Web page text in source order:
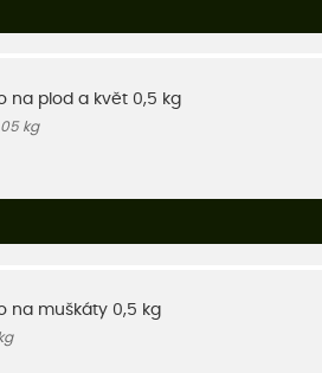
na plod a květ 0,5 kg
kg
na muškáty 0,5 kg